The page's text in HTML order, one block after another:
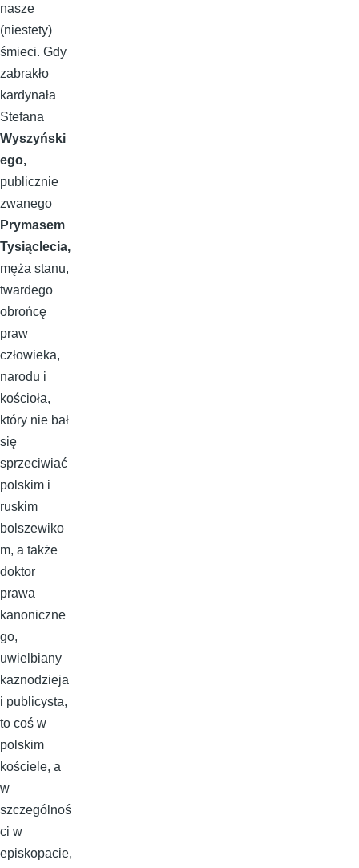
nasze
(niestety)
śmieci. Gdy
zabrakło
kardynała
Stefana
Wyszyński
ego,
publicznie
zwanego
Prymasem
Tysiąclecia,
męża stanu,
twardego
obrońcę
praw
człowieka,
narodu i
kościoła,
który nie bał
się
sprzeciwiać
polskim i
ruskim
bolszewiko
m, a także
doktor
prawa
kanoniczne
go,
uwielbiany
kaznodzieja
i publicysta,
to coś w
polskim
kościele, a
w
szczególnoś
ci w
episkopacie,